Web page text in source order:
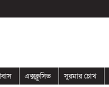
এক্সক্লুসিভ সুরমার চোখ